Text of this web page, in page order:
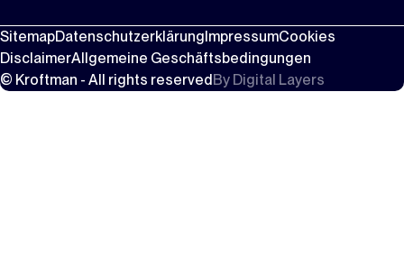
SitemapDatenschutzerklärungImpressumCookies
DisclaimerAllgemeine Geschäftsbedingungen
© Kroftman - All rights reservedBy Digital Layers